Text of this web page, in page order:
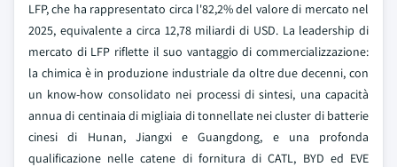
LFP, che ha rappresentato circa l'82,2% del valore di mercato nel
2025, equivalente a circa 12,78 miliardi di USD. La leadership di
mercato di LFP riflette il suo vantaggio di commercializzazione:
la chimica è in produzione industriale da oltre due decenni, con
un know-how consolidato nei processi di sintesi, una capacità
annua di centinaia di migliaia di tonnellate nei cluster di batterie
cinesi di Hunan, Jiangxi e Guangdong, e una profonda
qualificazione nelle catene di fornitura di CATL, BYD ed EVE